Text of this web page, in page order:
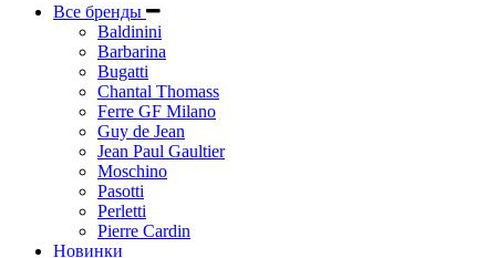
Все бренды
Baldinini
Barbarina
Bugatti
Chantal Thomass
Ferre GF Milano
Guy de Jean
Jean Paul Gaultier
Moschino
Pasotti
Perletti
Pierre Cardin
Новинки